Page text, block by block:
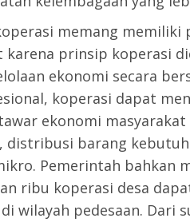
memang
karena prinsip koperasi
ekonomi secara
koperasi dapat
ekonomi
distribusi barang
Pemerintah bahkan
ribu koperasi desa
wilayah pedesaan. Dari